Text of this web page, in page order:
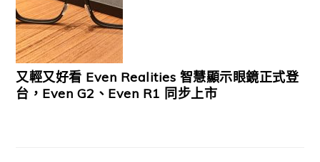
又輕又好看 Even Realities 智慧顯示眼鏡正式登
台，Even G2、Even R1 同步上市